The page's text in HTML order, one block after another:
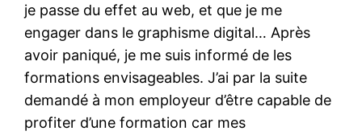
je passe du effet au web, et que je me
engager dans le graphisme digital… Après
avoir paniqué, je me suis informé de les
formations envisageables. J’ai par la suite
demandé à mon employeur d’être capable de
profiter d’une formation car mes